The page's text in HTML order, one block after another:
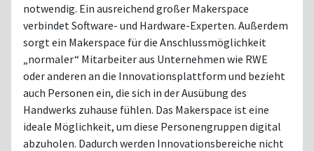
notwendig. Ein ausreichend großer Makerspace
verbindet Software- und Hardware-Experten. Außerdem
sorgt ein Makerspace für die Anschlussmöglichkeit
„normaler“ Mitarbeiter aus Unternehmen wie RWE
oder anderen an die Innovationsplattform und bezieht
auch Personen ein, die sich in der Ausübung des
Handwerks zuhause fühlen. Das Makerspace ist eine
ideale Möglichkeit, um diese Personengruppen digital
abzuholen. Dadurch werden Innovationsbereiche nicht